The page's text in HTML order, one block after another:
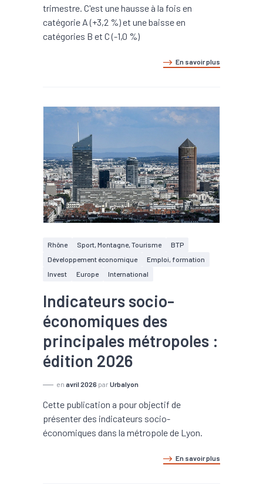
trimestre. C'est une hausse à la fois en
catégorie A (+3,2 %) et une baisse en
catégories B et C (-1,0 %)
En savoir plus
Rhône Sport, Montagne, Tourisme
BTP
Développement économique
Emploi, formation
Invest
Europe International
Indicateurs socio-
économiques des
principales métropoles :
édition 2026
en avril 2026 par Urbalyon
Cette publication a pour objectif de
présenter des indicateurs socio-
économiques dans la métropole de Lyon.
En savoir plus